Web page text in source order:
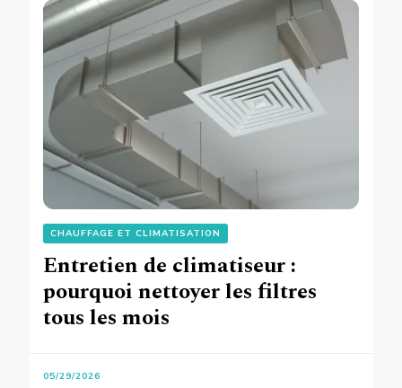
CHAUFFAGE ET CLIMATISATION
Entretien de climatiseur :
pourquoi nettoyer les filtres
tous les mois
05/29/2026